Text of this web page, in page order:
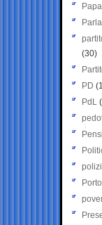
Papa
(30)
PD
PdL
Porto